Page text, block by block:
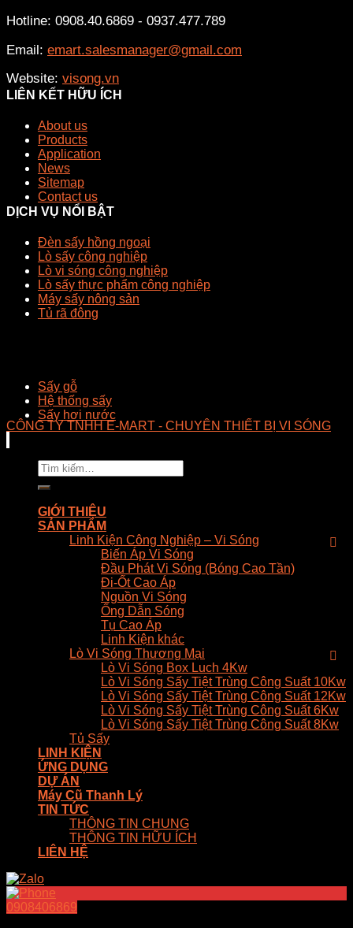
Hotline: 0908.40.6869 - 0937.477.789
Email: emart.salesmanager@gmail.com
Website: visong.vn
LIÊN KẾT HỮU ÍCH
About us
Products
Application
News
Sitemap
Contact us
DỊCH VỤ NỔI BẬT
Đèn sấy hồng ngoại
Lò sấy công nghiệp
Lò vi sóng công nghiệp
Lò sấy thực phẩm công nghiệp
Máy sấy nông sản
Tủ rã đông
Sấy gỗ
Hệ thống sấy
Sấy hơi nước
CÔNG TY TNHH E-MART - CHUYÊN THIẾT BỊ VI SÓNG
Tìm
kiếm:
GIỚI THIỆU
SẢN PHẨM
Linh Kiện Công Nghiệp – Vi Sóng
Biến Áp Vi Sóng
Đầu Phát Vi Sóng (Bóng Cao Tần)
Đi-Ốt Cao Áp
Nguồn Vi Sóng
Ống Dẫn Sóng
Tụ Cao Áp
Linh Kiện khác
Lò Vi Sóng Thương Mại
Lò Vi Sóng Box Luch 4Kw
Lò Vi Sóng Sấy Tiệt Trùng Công Suất 10Kw
Lò Vi Sóng Sấy Tiệt Trùng Công Suất 12Kw
Lò Vi Sóng Sấy Tiệt Trùng Công Suất 6Kw
Lò Vi Sóng Sấy Tiệt Trùng Công Suất 8Kw
Tủ Sấy
LINH KIỆN
ỨNG DỤNG
DỰ ÁN
Máy Cũ Thanh Lý
TIN TỨC
THÔNG TIN CHUNG
THÔNG TIN HỮU ÍCH
LIÊN HỆ
0908406869